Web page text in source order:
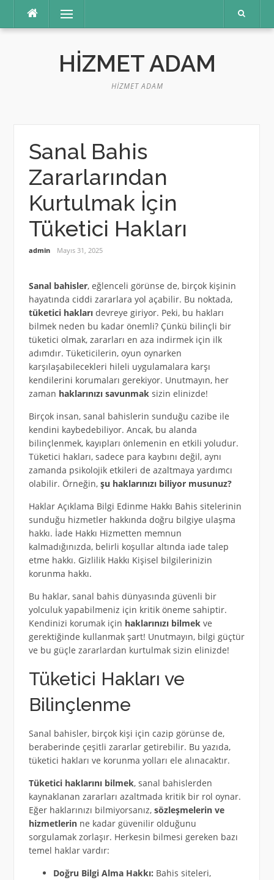
Menü
HIZMET ADAM
HIZMET ADAM
Sanal Bahis
Zararlarından
Kurtulmak İçin
Tüketici Hakları
admin Mayıs 31, 2025
Sanal bahisler, eğlenceli görünse de, birçok kişinin
hayatında ciddi zararlara yol açabilir. Bu noktada,
tüketici haklarıdevreye giriyor. Peki, bu hakları
bilmek neden bu kadar önemli? Çünkü bilinçli bir
tüketici olmak, zararları en aza indirmek için ilk
adımdır. Tüketicilerin, oyun oynarken
karşılaşabilecekleri hileli uygulamalara karşı
kendilerini korumaları gerekiyor. Unutmayın, her
zaman haklarınızı savunmaksizin elinizde!
Birçok insan, sanal bahislerin sunduğu cazibe ile
kendini kaybedebiliyor. Ancak, bu alanda
bilinçlenmek, kayıpları önlemenin en etkili yoludur.
Tüketici hakları, sadece para kaybını değil, aynı
zamanda psikolojik etkileri de azaltmaya yardımcı
olabilir. Örneğin, şu haklarınızı biliyor musunuz?
Haklar Açıklama Bilgi Edinme Hakkı Bahis sitelerinin
sunduğu hizmetler hakkında doğru bilgiye ulaşma
hakkı. İade Hakkı Hizmetten memnun
kalmadığınızda, belirli koşullar altında iade talep
etme hakkı. Gizlilik Hakkı Kişisel bilgilerinizin
korunma hakkı.
Bu haklar, sanal bahis dünyasında güvenli bir
yolculuk yapabilmeniz için kritik öneme sahiptir.
Kendinizi korumak için haklarınızı bilmekve
gerektiğinde kullanmak şart! Unutmayın, bilgi güçtür
ve bu güçle zararlardan kurtulmak sizin elinizde!
Tüketici Hakları ve
Bilinçlenme
Sanal bahisler, birçok kişi için cazip görünse de,
beraberinde çeşitli zararlar getirebilir. Bu yazıda,
tüketici hakları ve korunma yolları ele alınacaktır.
Tüketici haklarını bilmek, sanal bahislerden
kaynaklanan zararları azaltmada kritik bir rol oynar.
Eğer haklarınızı bilmiyorsanız, sözleşmelerin ve
hizmetlerinne kadar güvenilir olduğunu
sorgulamak zorlaşır. Herkesin bilmesi gereken bazı
temel haklar vardır:
Doğru Bilgi Alma Hakkı: Bahis siteleri,